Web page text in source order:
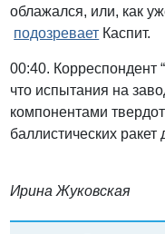
облажался, или, как
подозревает Каспит.
00:40. Корреспондент
что испытания на
компонентами
баллистических
Ирина Жуковская